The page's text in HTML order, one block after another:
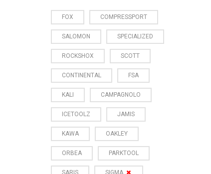
FOX COMPRESSPORT
SALOMON SPECIALIZED
ROCKSHOX SCOTT
CONTINENTAL FSA
KALI CAMPAGNOLO
ICETOOLZ JAMIS
KAWA OAKLEY
ORBEA PARKTOOL
SARIS SIGMA